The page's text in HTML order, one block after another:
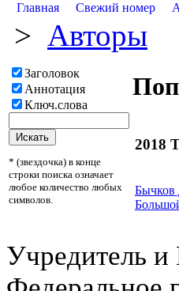
Главная Свежий номер
> Авторы
Заголовок
Аннотация
Ключ.слова
* (звездочка) в конце
строки поиска означает
любое количество любых
символов.
2018
Учредитель и